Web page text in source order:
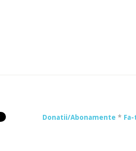
Donatii/Abonamente *